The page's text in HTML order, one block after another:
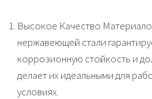
Высокое Качество
нержавеющей стали
коррозионную стойкость и
делает их идеальными для
условиях.